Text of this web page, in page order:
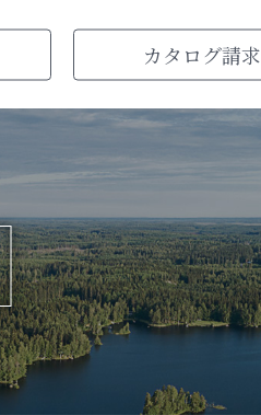
カタログ請求